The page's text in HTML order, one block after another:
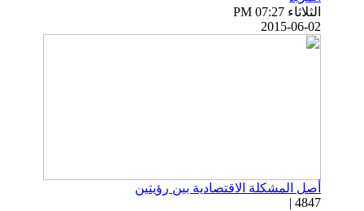
الثلاثاء PM 07:27
2015-06-02
أصل المشكلة الاقتصادية بين رؤيتين
4847 |